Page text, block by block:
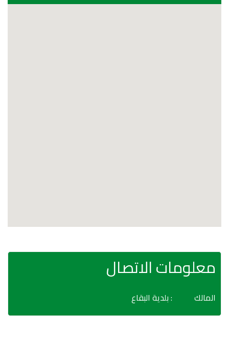
معلومات الاتصال
المالك : بلدية البقاع